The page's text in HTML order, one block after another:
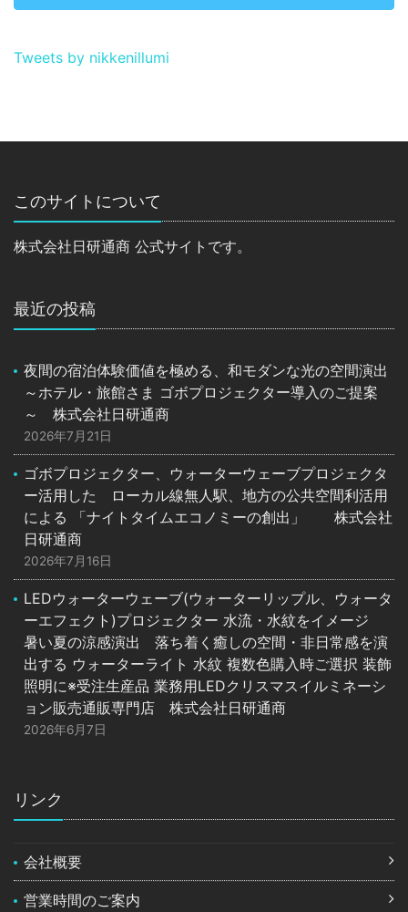
Tweets by nikkenillumi
このサイトについて
株式会社日研通商 公式サイトです。
最近の投稿
夜間の宿泊体験価値を極める、和モダンな光の空間演出
～ホテル・旅館さま ゴボプロジェクター導入のご提案
～ 株式会社日研通商
2026年7月21日
ゴボプロジェクター、ウォーターウェーブプロジェクタ
ー活用した ローカル線無人駅、地方の公共空間利活用
による 「ナイトタイムエコノミーの創出」 株式会社
日研通商
2026年7月16日
LEDウォーターウェーブ(ウォーターリップル、ウォータ
ーエフェクト)プロジェクター 水流・水紋をイメージ
暑い夏の涼感演出 落ち着く癒しの空間・非日常感を演
出する ウォーターライト 水紋 複数色購入時ご選択 装飾
照明に※受注生産品 業務用LEDクリスマスイルミネーシ
ョン販売通販専門店 株式会社日研通商
2026年6月7日
リンク
会社概要
営業時間のご案内